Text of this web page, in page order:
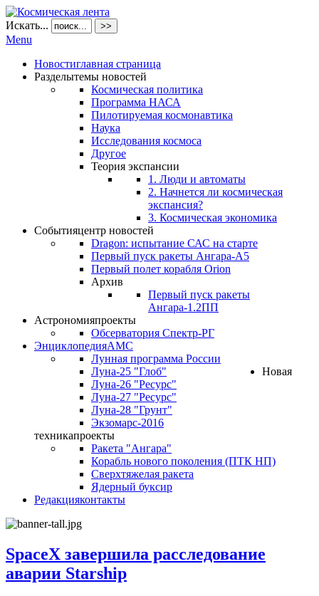
Искать... >>
Menu
Новостиглавная страница
Разделытемы новостей
Космическая политика
Программа НАСА
Пилотируемая космонавтика
Наука
Исследования космоса
Другое
Теория экспансии
1. Люди и автоматы
2. Начнется ли космическая
экспансия?
3. Космическая экономика
Событияцентр новостей
Dragon: испытание САС на старте
Первый пуск ракеты Ангара-А5
Первый полет корабля Orion
Архив
Первый пуск ракеты
Ангара-1.2ПП
Астрономияпроекты
Обсерватория Спектр-РГ
ЭнциклопедияАМС
Лунная программа России
Луна-25 "Глоб"
Луна-26 "Ресурс"
Луна-27 "Ресурс"
Луна-28 "Грунт"
Экзомарс-2016
Новая
техникапроекты
Ракета "Ангара"
Корабль нового поколения (ПТК НП)
Сверхтяжелая ракета
Ядерный буксир
Редакцияконтакты
SpaceX завершила расследование
аварии Starship